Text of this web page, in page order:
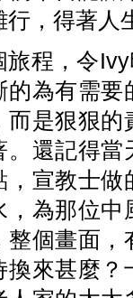
行，得著人
旅程，令
的為有需
而是狠狠的
。還記得當
，宣教士做
，為那位中
整個畫面
換來甚麼